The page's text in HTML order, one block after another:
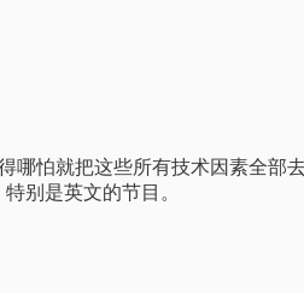
哪怕就把这些所有技术因素全部
别是英文的节目。